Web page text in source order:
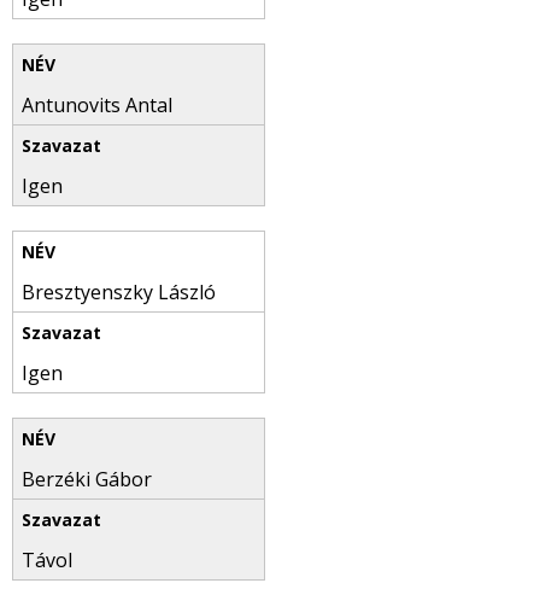
Antunovits Antal
Igen
Bresztyenszky László
Igen
Berzéki Gábor
Távol